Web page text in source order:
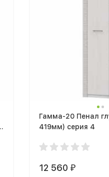
Гамма-20 Пенал
419мм) серия 4
12 560 ₽